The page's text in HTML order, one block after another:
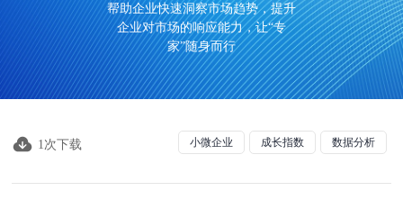
帮助企业快速洞察市场趋势，提升
企业对市场的响应能力，让“专
家”随身而行
1次下载 小微企业 成长指数 数据分析